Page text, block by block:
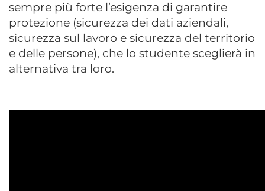
sempre più forte l’esigenza di garantire
protezione (sicurezza dei dati aziendali,
sicurezza sul lavoro e sicurezza del territorio
e delle persone), che lo studente sceglierà in
alternativa tra loro.